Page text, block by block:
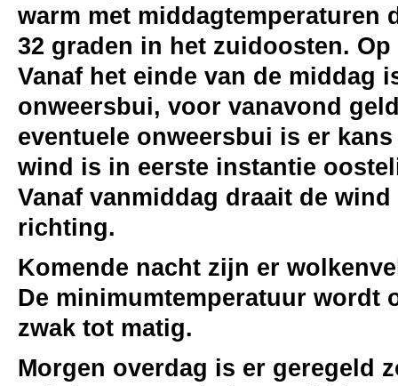
warm met middagtemperaturen
32 graden in het zuidoosten.
Vanaf het einde van de middag
onweersbui, voor vanavond
eventuele onweersbui is er
wind is in eerste instantie
Vanaf vanmiddag draait de
richting.
Komende nacht zijn er
De minimumtemperatuur wordt
zwak tot matig.
Morgen overdag is er geregeld